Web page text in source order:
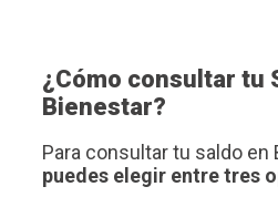
¿Cómo consultar tu
Bienestar?
Para consultar tu saldo en
puedes elegir entre tres